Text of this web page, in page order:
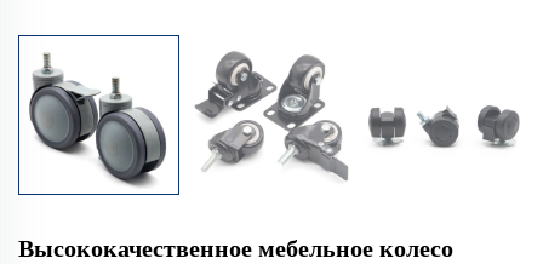
Высококачественное мебельное колесо